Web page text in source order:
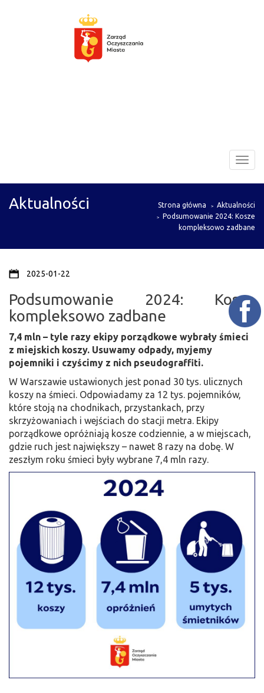
Miasta
Aktualności Strona główna
Aktualności
Podsumowanie 2024: Kosze
kompleksowo zadbane
2025-01-22
Podsumowanie 2024: Kosze
kompleksowo zadbane
7,4 mln – tyle razy ekipy porządkowe wybrały śmieci
z miejskich koszy. Usuwamy odpady, myjemy
pojemniki i czyścimy z nich pseudograffiti.
W Warszawie ustawionych jest ponad 30 tys. ulicznych
koszy na śmieci. Odpowiadamy za 12 tys. pojemników,
które stoją na chodnikach, przystankach, przy
skrzyżowaniach i wejściach do stacji metra. Ekipy
porządkowe opróżniają kosze codziennie, a w miejscach,
gdzie ruch jest największy – nawet 8 razy na dobę. W
zeszłym roku śmieci były wybrane 7,4 mln razy.